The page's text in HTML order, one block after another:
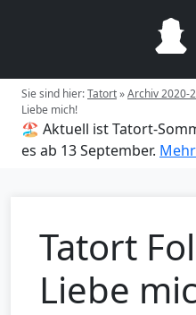
Sie sind hier:Tatort»Archiv 2020-
Liebe mich!
🏖️ Aktuell ist Tatort-
es ab 13 September.
Tatort
Liebe